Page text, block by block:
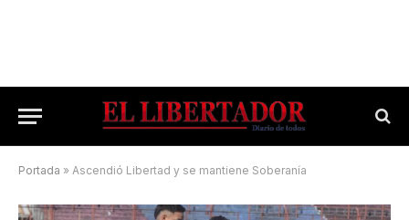
Portada » Ascendió Libertad y se mantiene Soberanía